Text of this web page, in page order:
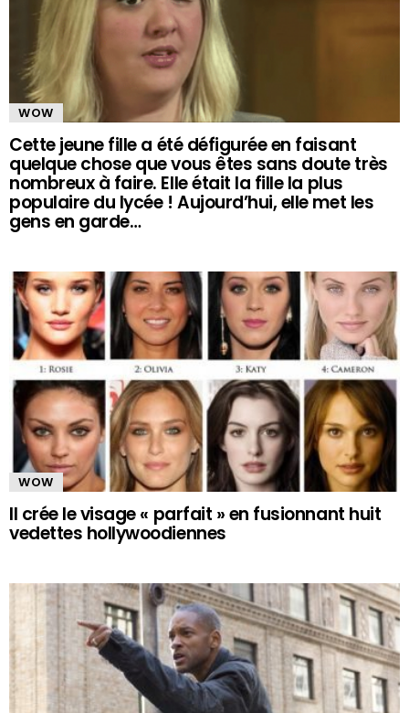
WOW
Cette jeune fille a été défigurée en faisant
quelque chose que vous êtes sans doute très
nombreux à faire. Elle était la fille la plus
populaire du lycée ! Aujourd’hui, elle met les
gens en garde…
WOW
Il crée le visage « parfait » en fusionnant huit
vedettes hollywoodiennes